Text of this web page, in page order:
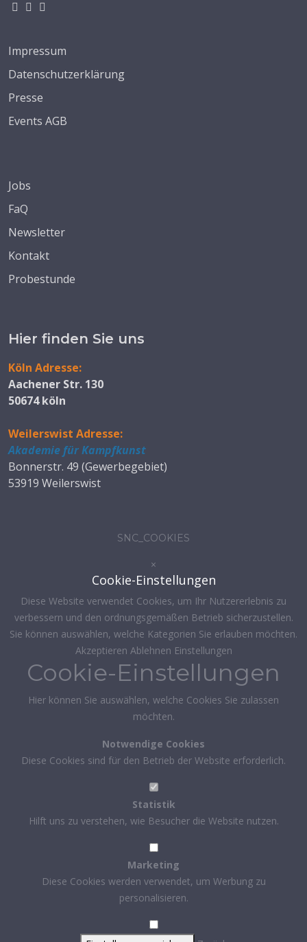
Impressum
Datenschutzerklärung
Presse
Events AGB
Jobs
FaQ
Newsletter
Kontakt
Probestunde
Hier finden Sie uns
Köln Adresse:
Aachener Str. 130
50674 köln
Weilerswist Adresse:
Akademie für Kampfkunst
Bonnerstr. 49 (Gewerbegebiet)
53919 Weilerswist
SNC_COOKIES
×
Cookie-Einstellungen
Diese Website verwendet Cookies, um Ihr Nutzererlebnis zu
verbessern und den ordnungsgemäßen Betrieb sicherzustellen.
Sie können auswählen, welche Kategorien Sie erlauben möchten.
Akzeptieren Ablehnen Einstellungen
Cookie-Einstellungen
Hier können Sie auswählen, welche Cookies Sie zulassen
möchten.
Notwendige Cookies
Diese Cookies sind für den Betrieb der Website erforderlich.
Statistik
Hilft uns zu verstehen, wie Besucher die Website nutzen.
Marketing
Diese Cookies werden verwendet, um Werbung zu
personalisieren.